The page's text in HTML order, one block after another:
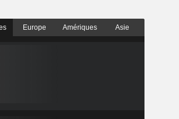
Europe Amériques Asie